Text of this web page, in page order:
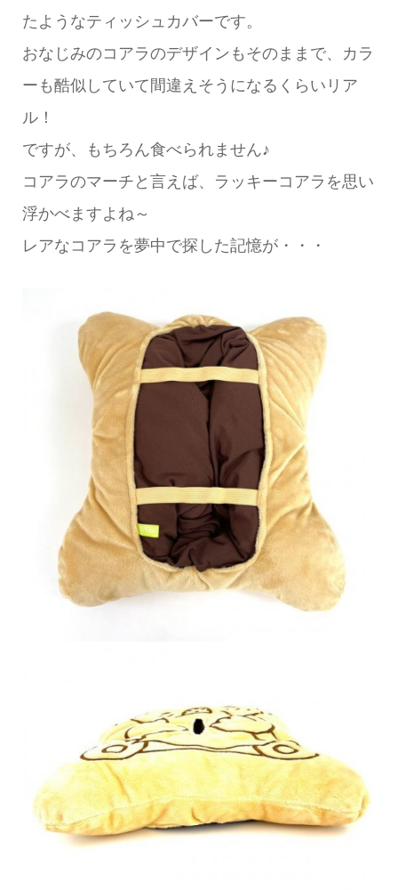
たようなティッシュカバーです。
おなじみのコアラのデザインもそのままで、カラ
ーも酷似していて間違えそうになるくらいリア
ル！
ですが、もちろん食べられません♪
コアラのマーチと言えば、ラッキーコアラを思い
浮かべますよね～
レアなコアラを夢中で探した記憶が・・・